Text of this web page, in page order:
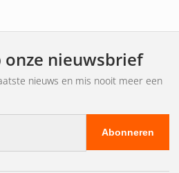
nieuwsbrief
nieuws en mis nooit meer een
Abonneren